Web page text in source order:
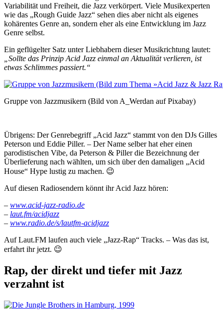
Variabilität und Freiheit, die Jazz verkörpert. Viele Musikexperten
wie das „Rough Guide Jazz“ sehen dies aber nicht als eigenes
kohärentes Genre an, sondern eher als eine Entwicklung im Jazz
Genre selbst.
Ein geflügelter Satz unter Liebhabern dieser Musikrichtung lautet:
„Sollte das Prinzip Acid Jazz einmal an Aktualität verlieren, ist
etwas Schlimmes passiert.“
Gruppe von Jazzmusikern (Bild von A_Werdan auf Pixabay)
Übrigens: Der Genrebegriff „Acid Jazz“ stammt von den DJs Gilles
Peterson und Eddie Piller. – Der Name selber hat eher einen
parodistischen Vibe, da Peterson & Piller die Bezeichnung der
Überlieferung nach wählten, um sich über den damaligen „Acid
House“ Hype lustig zu machen. 😉
Auf diesen Radiosendern könnt ihr Acid Jazz hören:
– www.acid-jazz-radio.de
– laut.fm/acidjazz
– www.radio.de/s/lautfm-acidjazz
Auf Laut.FM laufen auch viele „Jazz-Rap“ Tracks. – Was das ist,
erfahrt ihr jetzt. 😉
Rap, der direkt und tiefer mit Jazz
verzahnt ist